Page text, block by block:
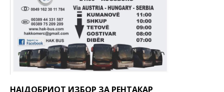
НАЈДОБРИОТ ИЗБОР ЗА РЕНТАКАР